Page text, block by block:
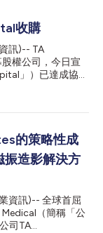
收購
訊)-- TA
權公司，今日宣
」）已達成協
地位。在合作期
與西岸總特許經營
」的推出——這是
，目前已在250家
家門市，每年
董事總經理
的品牌形象，這
及以原葉茶為核心
貢茶...
的策略性成
振造影解決方
資訊)-- 全球首屈
（簡稱「公
司TA